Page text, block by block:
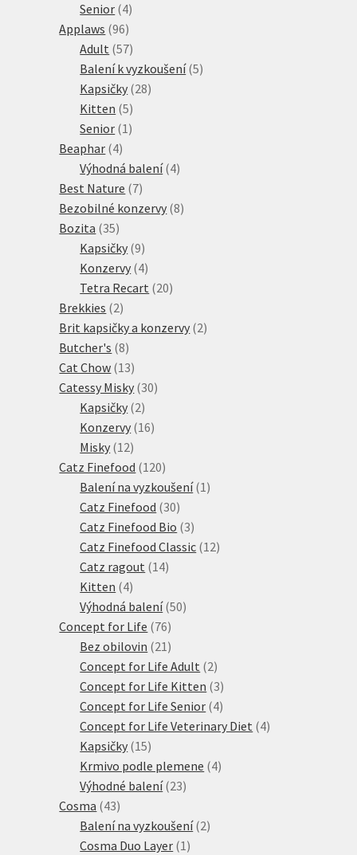
Senior 44
produkty
Applaws 9696
produktů
Adult 5757
produktů
Balení k vyzkoušení 55
Kapsičky 2828
Kitten 55
produktů
Senior 1 1
Beaphar 44
produkty
Výhodná balení 44
Best Nature 77
produktů
Bezobilné konzervy 88
Bozita 3535
produktů
Kapsičky 99
produktů
Konzervy 44
produkty
Tetra Recart 2020
Brekkies 22
produkty
Brit kapsičky a konzervy 22
Butcher's 88
produktů
Cat Chow 1313
produktů
Catessy Misky 3030
Kapsičky 22
produkty
Konzervy 1616
Misky 1212
produktů
Catz Finefood 120120
produktů
Balení na vyzkoušení 1 1
Catz Finefood 3030
produktů
Catz Finefood Bio 33
produkty
Catz Finefood Classic 1212
Catz ragout 1414
Kitten 44
produkty
Výhodná balení 5050
Concept for Life 7676
produktů
Bez obilovin 21 21
produktů
Concept for Life Adult 22
produkty
Concept for Life Kitten 33
produkty
Concept for Life Senior 44
produkty
Concept for Life Veterinary Diet 44
Kapsičky 1515
produktů
Krmivo podle plemene 44
Výhodné balení 2323
Cosma 4343
produktů
Balení na vyzkoušení 22
Cosma Duo Layer 1 1